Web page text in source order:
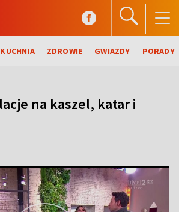
KUCHNIA ZDROWIE GWIAZDY PORADY
na kaszel, katar i